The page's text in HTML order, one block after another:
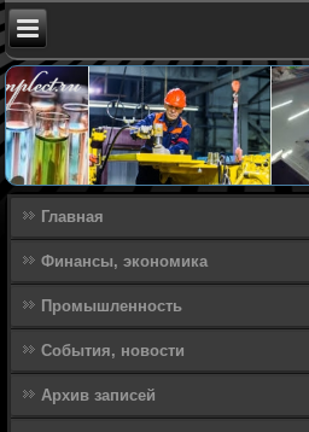
Главная
Финансы, экономика
Промышленность
События, новости
Архив записей